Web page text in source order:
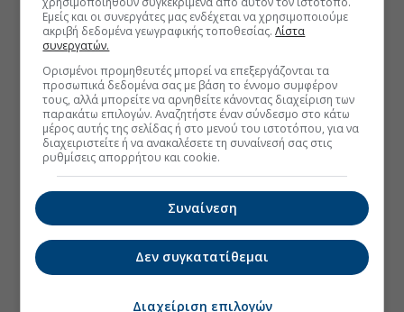
Εμείς και οι συνεργάτες μας ενδέχεται να χρησιμοποιούμε
ακριβή δεδομένα γεωγραφικής τοποθεσίας.Λίστα
συνεργατών.
Ορισμένοι προμηθευτές μπορεί να επεξεργάζονται τα
προσωπικά δεδομένα σας με βάση το έννομο συμφέρον
τους, αλλά μπορείτε να αρνηθείτε κάνοντας διαχείριση των
παρακάτω επιλογών. Αναζητήστε έναν σύνδεσμο στο κάτω
μέρος αυτής της σελίδας ή στο μενού του ιστοτόπου, για να
διαχειριστείτε ή να ανακαλέσετε τη συναίνεσή σας στις
ρυθμίσεις απορρήτου και cookie.
Συναίνεση
Δεν συγκατατίθεμαι
Διαχείριση επιλογών